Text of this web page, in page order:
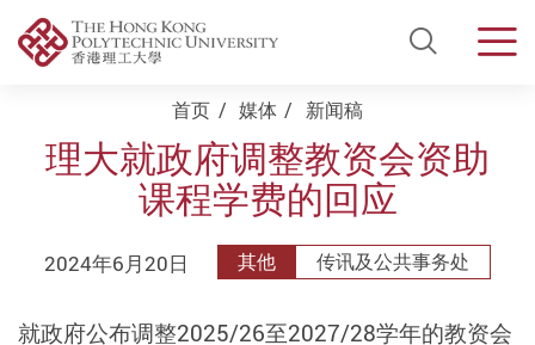
Open
Start main content首页 媒体 新闻稿
理大就政府调整教资会资助
课程学费的回应
2024年6月20日 其他 传讯及公共事务处
就政府公布调整2025/26至2027/28学年的教资会